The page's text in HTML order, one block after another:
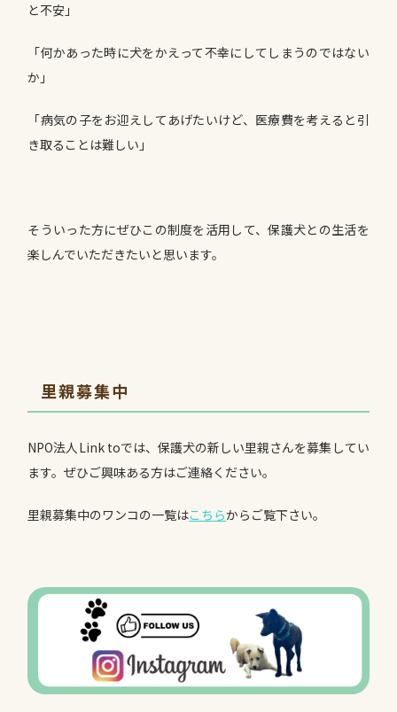
と不安」
「何かあった時に犬をかえって不幸にしてしまうのではない
か」
「病気の子をお迎えしてあげたいけど、医療費を考えると引
き取ることは難しい」
そういった方にぜひこの制度を活用して、保護犬との生活を
楽しんでいただきたいと思います。
里親募集中
NPO法人Link toでは、保護犬の新しい里親さんを募集してい
ます。ぜひご興味ある方はご連絡ください。
里親募集中のワンコの一覧はこちらからご覧下さい。